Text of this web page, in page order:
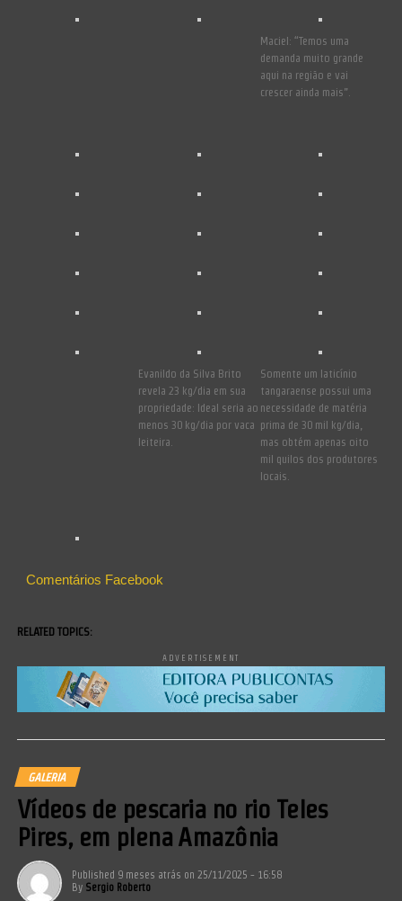
Maciel: “Temos uma
demanda muito grande
aqui na região e vai
crescer ainda mais”.
Evanildo da Silva Brito
revela 23 kg/dia em sua
propriedade: Ideal seria ao
menos 30 kg/dia por vaca
leiteira.
Somente um laticínio
tangaraense possui uma
necessidade de matéria
prima de 30 mil kg/dia,
mas obtém apenas oito
mil quilos dos produtores
locais.
Comentários Facebook
RELATED TOPICS:
ADVERTISEMENT
GALERIA
Vídeos de pescaria no rio Teles
Pires, em plena Amazônia
Published 9 meses atrás on 25/11/2025 - 16:58
By Sergio Roberto